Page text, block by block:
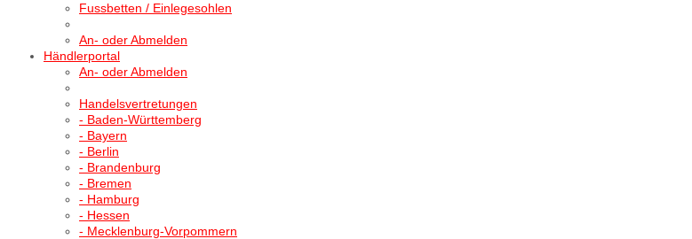
Fussbetten / Einlegesohlen
An- oder Abmelden
Händlerportal
An- oder Abmelden
Handelsvertretungen
- Baden-Württemberg
- Bayern
- Berlin
- Brandenburg
- Bremen
- Hamburg
- Hessen
- Mecklenburg-Vorpommern